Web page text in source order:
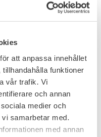
att anpassa innehållet
funktioner
vår trafik. Vi
och annan
medier och
samarbetar med.
med annan
MOISTURE.
FREEZE-DRIED FOOD
PERFECT FOR HUNTING,
PREPAREDNESS